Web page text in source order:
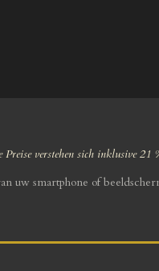
verstehen sich inklusive 21
uw smartphone of